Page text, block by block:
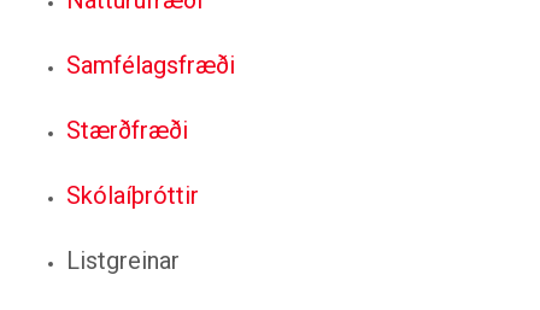
Samfélagsfræði
Stærðfræði
Skólaíþróttir
Listgreinar